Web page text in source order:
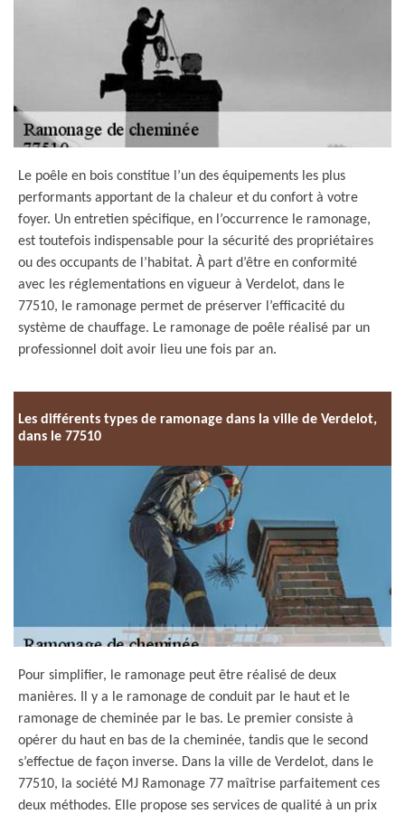
Le poêle en bois constitue l’un des équipements les plus
performants apportant de la chaleur et du confort à votre
foyer. Un entretien spécifique, en l’occurrence le ramonage,
est toutefois indispensable pour la sécurité des propriétaires
ou des occupants de l’habitat. À part d’être en conformité
avec les réglementations en vigueur à Verdelot, dans le
77510, le ramonage permet de préserver l’efficacité du
système de chauffage. Le ramonage de poêle réalisé par un
professionnel doit avoir lieu une fois par an.
Les différents types de ramonage dans la ville de Verdelot,
dans le 77510
Pour simplifier, le ramonage peut être réalisé de deux
manières. Il y a le ramonage de conduit par le haut et le
ramonage de cheminée par le bas. Le premier consiste à
opérer du haut en bas de la cheminée, tandis que le second
s’effectue de façon inverse. Dans la ville de Verdelot, dans le
77510, la société MJ Ramonage 77 maîtrise parfaitement ces
deux méthodes. Elle propose ses services de qualité à un prix